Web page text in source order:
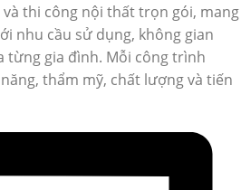
thi công nội thất trọn gói, mang
nhu cầu sử dụng, không gian
từng gia đình. Mỗi công trình
thẩm mỹ, chất lượng và tiến